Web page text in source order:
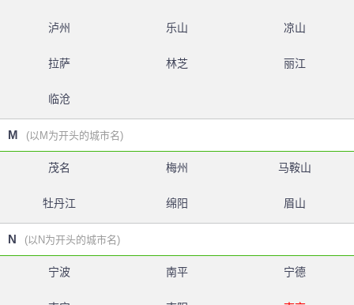
泸州 乐山 凉山
拉萨 林芝 丽江
临沧
M (以M为开头的城市名)
茂名 梅州 马鞍山
牡丹江 绵阳 眉山
N (以N为开头的城市名)
宁波 南平 宁德